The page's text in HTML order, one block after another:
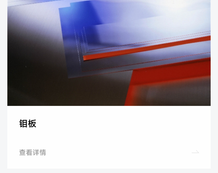
钼板
查看详情